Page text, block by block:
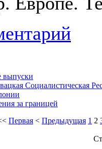
Социалистическая
за границей
Первая < Предыдущая 1 2